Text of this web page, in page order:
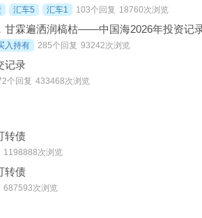
汇车5 汇车1 103个回复 18760次浏览
入持有 285个回复 93242次浏览
记录
个回复 433468次浏览
转债
1198888次浏览
转债
687593次浏览